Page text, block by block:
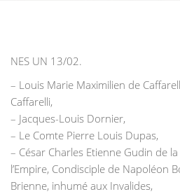
NES UN 13/02.
– Louis Marie Maximilien de
Caffarelli,
– Jacques-Louis Dornier,
– Le Comte Pierre Louis Dupas,
– César Charles Etienne Gudin de
l’Empire, Condisciple de Napoléon
Brienne, inhumé aux Invalides,